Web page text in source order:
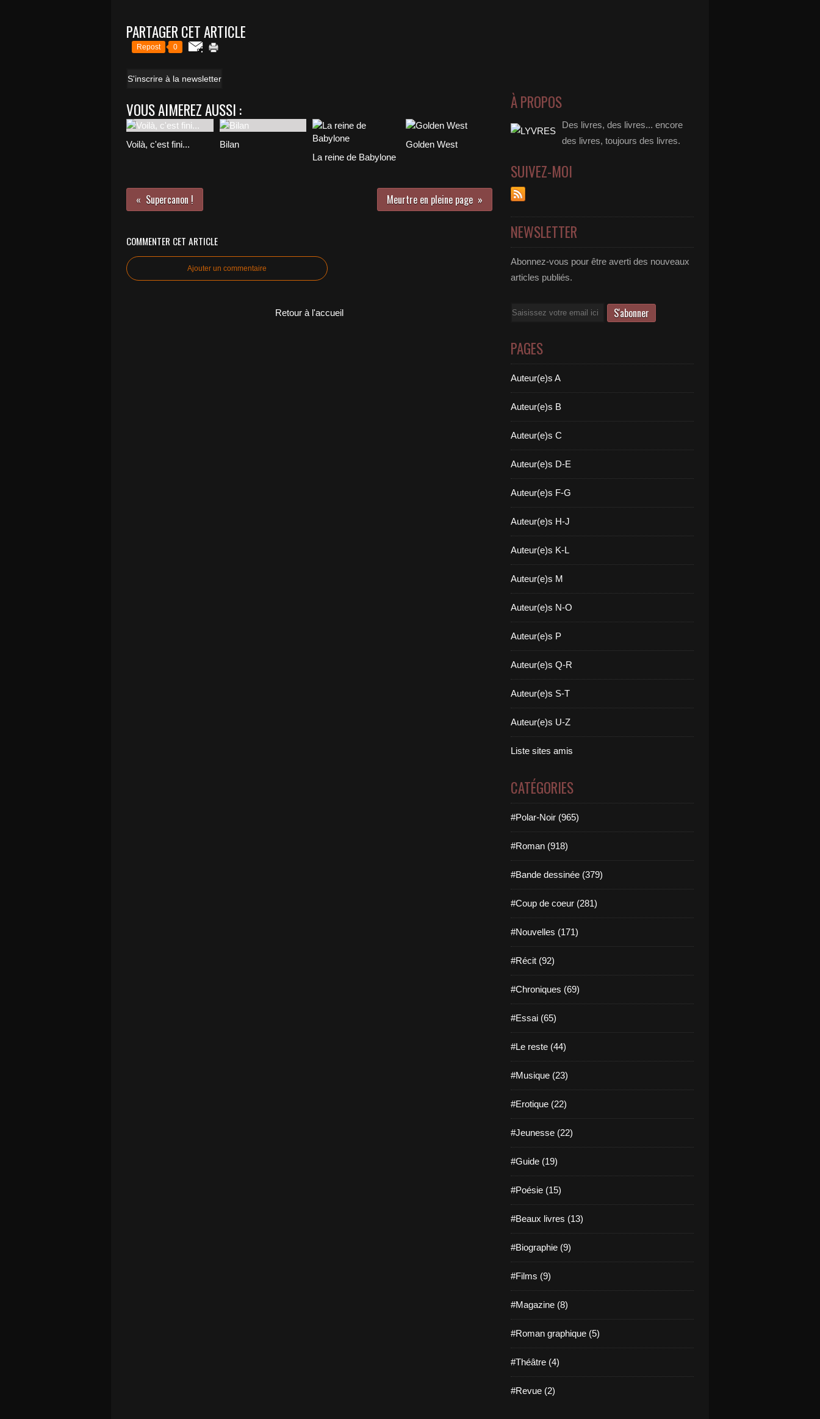
PARTAGER CET ARTICLE
Repost 0
S'inscrire à la newsletter
VOUS AIMEREZ AUSSI :
Voilà, c'est fini...
Bilan
La reine de Babylone
Golden West
Supercanon ! Meurtre en pleine page
COMMENTER CET ARTICLE
Ajouter un commentaire
Retour à l'accueil
À PROPOS
Des livres, des livres... encore
des livres, toujours des livres.
SUIVEZ-MOI
NEWSLETTER
Abonnez-vous pour être averti des nouveaux
articles publiés.
Email
PAGES
Auteur(e)s A
Auteur(e)s B
Auteur(e)s C
Auteur(e)s D-E
Auteur(e)s F-G
Auteur(e)s H-J
Auteur(e)s K-L
Auteur(e)s M
Auteur(e)s N-O
Auteur(e)s P
Auteur(e)s Q-R
Auteur(e)s S-T
Auteur(e)s U-Z
Liste sites amis
CATÉGORIES
#Polar-Noir (965)
#Roman (918)
#Bande dessinée (379)
#Coup de coeur (281)
#Nouvelles (171)
#Récit (92)
#Chroniques (69)
#Essai (65)
#Le reste (44)
#Musique (23)
#Erotique (22)
#Jeunesse (22)
#Guide (19)
#Poésie (15)
#Beaux livres (13)
#Biographie (9)
#Films (9)
#Magazine (8)
#Roman graphique (5)
#Théâtre (4)
#Revue (2)